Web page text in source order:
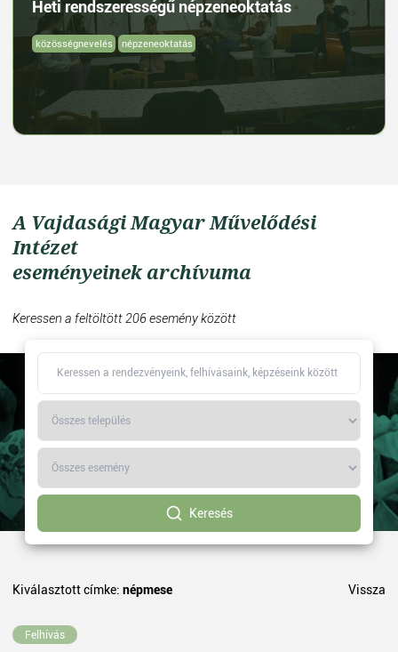
Heti rendszerességű népzeneoktatás
közösségnevelés népzeneoktatás
A Vajdasági Magyar Művelődési
Intézet
eseményeinek archívuma
Keressen a feltöltött 206 esemény között
Keresés
Kiválasztott címke: népmese Vissza
Felhívás